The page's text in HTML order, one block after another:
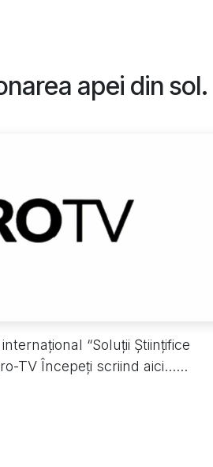
apei din sol.
“Soluții Științifice
TV Începeți scriind aici......